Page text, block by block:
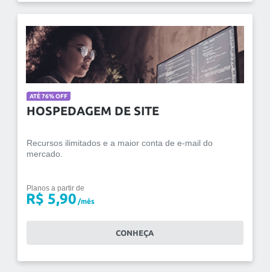
ATÉ 76% OFF
HOSPEDAGEM DE SITE
Recursos ilimitados e a maior conta de e-mail do
mercado.
Planos a partir de
R$ 5,90 /mês
CONHEÇA